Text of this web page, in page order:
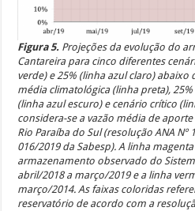
Figura 5. Projeções da evolução do
Cantareira para cinco diferentes
verde) e 25% (linha azul claro) abaixo
média climatológica (linha preta),
(linha azul escuro) e cenário crítico
considera-se a vazão média de
Rio Paraíba do Sul (resolução ANA Nº
016/2019 da Sabesp). A linha
armazenamento observado do
abril/2018 a março/2019 e a linha
março/2014. As faixas coloridas
reservatório de acordo com a